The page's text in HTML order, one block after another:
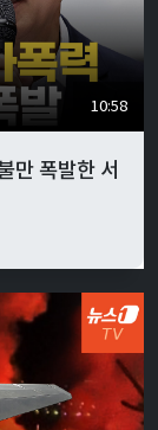
10:58
만 폭발한 서